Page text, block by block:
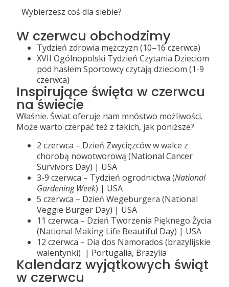
Wybierzesz coś dla siebie?
W czerwcu obchodzimy
Tydzień zdrowia mężczyzn (10–16 czerwca)
XVII Ogólnopolski Tydzień Czytania Dzieciom
pod hasłem Sportowcy czytają dzieciom (1-9
czerwca)
Inspirujące święta w czerwcu
na świecie
Właśnie. Świat oferuje nam mnóstwo możliwości.
Może warto czerpać też z takich, jak poniższe?
2 czerwca – Dzień Zwycięzców w walce z
chorobą nowotworową (National Cancer
Survivors Day) | USA
3-9 czerwca – Tydzień ogrodnictwa (National
Gardening Week) | USA
5 czerwca – Dzień Wegeburgera (National
Veggie Burger Day) | USA
11 czerwca – Dzień Tworzenia Pięknego Życia
(National Making Life Beautiful Day) | USA
12 czerwca – Dia dos Namorados (brazylijskie
walentynki) | Portugalia, Brazylia
Kalendarz wyjątkowych świąt
w czerwcu